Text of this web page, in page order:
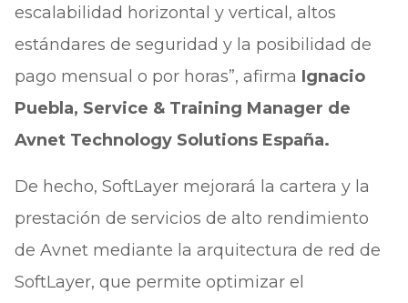
escalabilidad horizontal y vertical, altos
estándares de seguridad y la posibilidad de
pago mensual o por horas”, afirma Ignacio
Puebla, Service & Training Manager de
Avnet Technology Solutions España.
De hecho, SoftLayer mejorará la cartera y la
prestación de servicios de alto rendimiento
de Avnet mediante la arquitectura de red de
SoftLayer, que permite optimizar el